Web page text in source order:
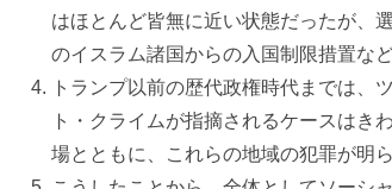
はほとんど皆無に近い状態だったが、
のイスラム諸国からの入国制限措置な
トランプ以前の歴代政権時代までは、
ト・クライムが指摘されるケースはき
場とともに、これらの地域の犯罪が明